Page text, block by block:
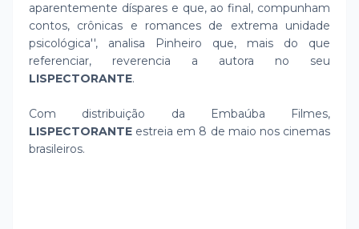
aparentemente díspares e que, ao final, compunham
contos, crônicas e romances de extrema unidade
psicológica'', analisa Pinheiro que, mais do que
referenciar, reverencia a autora no seu
LISPECTORANTE.
Com distribuição da Embaúba Filmes,
LISPECTORANTE estreia em 8 de maio nos cinemas
brasileiros.